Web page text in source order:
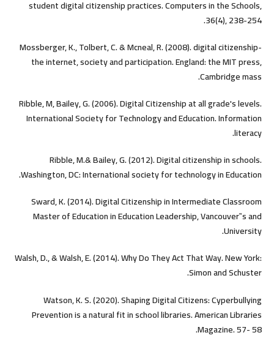
student digital citizenship practices. Computers in the Schools,
36(4), 238-254.
Mossberger, K., Tolbert, C. & Mcneal, R. (2008). digital citizenship-
the internet, society and participation. England: the MIT press,
Cambridge mass.
Ribble, M, Bailey, G. (2006). Digital Citizenship at all grade's levels.
International Society for Technology and Education. Information
literacy.
Ribble, M.& Bailey, G. (2012). Digital citizenship in schools.
Washington, DC: International society for technology in Education.
Sward, K. (2014). Digital Citizenship in Intermediate Classroom
Master of Education in Education Leadership, Vancouver‟s and
University.
Walsh, D., & Walsh, E. (2014). Why Do They Act That Way. New York:
Simon and Schuster.
Watson, K. S. (2020). Shaping Digital Citizens: Cyperbullying
Prevention is a natural fit in school libraries. American Libraries
Magazine. 57- 58.